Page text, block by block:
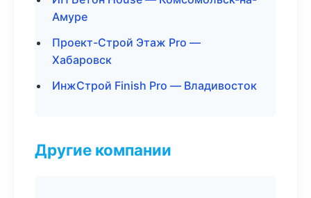
Амуре
Проект-Строй Этаж Pro —
Хабаровск
ИнжСтрой Finish Pro — Владивосток
Другие компании